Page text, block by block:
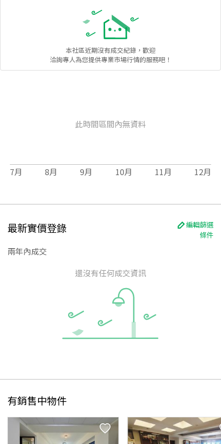
本社區近期沒有成交紀錄，歡迎
洽詢專人為您提供專業市場行情的服務吧！
此時間區間內無資料
7月 8月 9月 10月 11月 12月
最新實價登錄
編輯篩選
條件
兩年內成交
還沒有任何成交資訊
有銷售中物件